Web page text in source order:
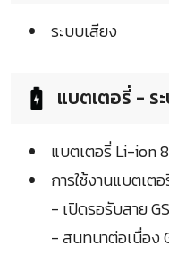
ระบบเสียง
แบตเตอรี่ - ร
แบตเตอรี่ Li-ion
การใช้งานแบตเต
- เปิดรอรับสาย
- สนทนาต่อเนื่อง